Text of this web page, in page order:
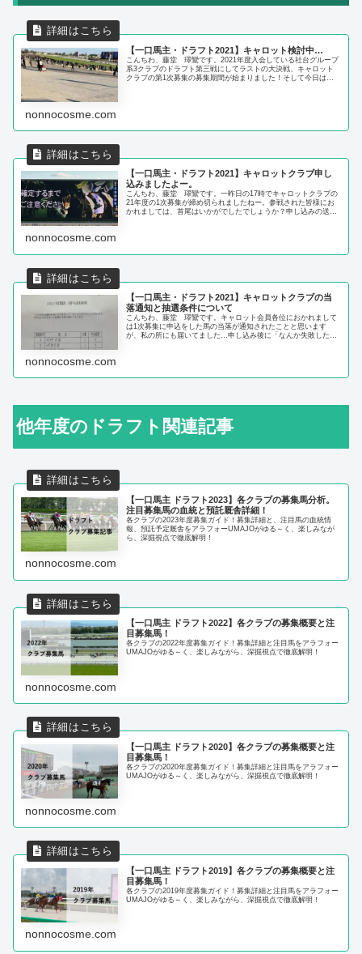
【一口馬主・ドラフト2021】キャロット検討中…
こんちわ、藤堂 璻鸞です。2021年度入会している社台グループ
系3クラブのドラフト第三戦にしてラストの大決戦、キャロット
クラブの第1次募集の募集期間が始まりました！そして今日は早
nonnocosme.com
【一口馬主・ドラフト2021】キャロットクラブ申し
込みましたよー。
こんちわ、藤堂 璻鸞です。一昨日の17時でキャロットクラブの
21年度の1次募集が締め切られましたねー。参戦された皆様にお
かれましては、首尾はいかがでしたでしょうか？申し込みの送信
nonnocosme.com
【一口馬主・ドラフト2021】キャロットクラブの当
落通知と抽選条件について
こんちわ、藤堂 璻鸞です。キャロット会員各位におかれまして
は1次募集に申込をした馬の当落が通知されたことと思います
が、私の所にも届いてました…申し込み後に「なんか失敗したわ
nonnocosme.com
他年度のドラフト関連記事
【一口馬主 ドラフト2023】各クラブの募集馬分析。
注目募集馬の血統と預託厩舎詳細！
各クラブの2023年度募集ガイド！募集詳細と、注目馬の血統情
報、預託予定厩舎をアラフォーUMAJOがゆる～く、楽しみなが
ら、深掘視点で徹底解明！
nonnocosme.com
【一口馬主 ドラフト2022】各クラブの募集概要と注
目募集馬！
各クラブの2022年度募集ガイド！募集詳細と注目馬をアラフォー
UMAJOがゆる～く、楽しみながら、深掘視点で徹底解明！
nonnocosme.com
【一口馬主 ドラフト2020】各クラブの募集概要と注
目募集馬！
各クラブの2020年度募集ガイド！募集詳細と注目馬をアラフォー
UMAJOがゆる～く、楽しみながら、深掘視点で徹底解明！
nonnocosme.com
【一口馬主 ドラフト2019】各クラブの募集概要と注
目募集馬！
各クラブの2019年度募集ガイド！募集詳細と注目馬をアラフォー
UMAJOがゆる～く、楽しみながら、深掘視点で徹底解明！
nonnocosme.com